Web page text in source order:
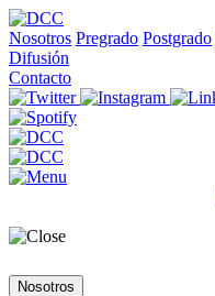
Nosotros Pregrado Postgrado
Difusión
Contacto
Nosotros